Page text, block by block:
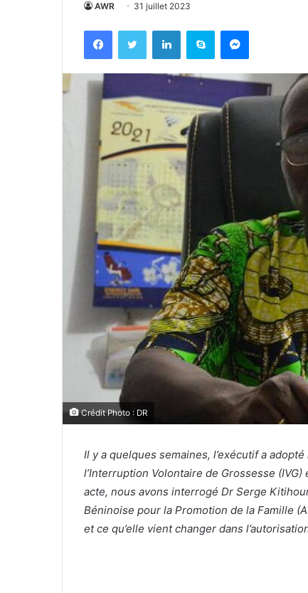
AWR 31 juillet 2023
Crédit Photo : DR
Il y a quelques semaines, l’exécutif a
l’Interruption Volontaire de Grossesse
acte, nous avons interrogé Dr Serge
Béninoise pour la Promotion de la Famille
et ce qu’elle vient changer dans